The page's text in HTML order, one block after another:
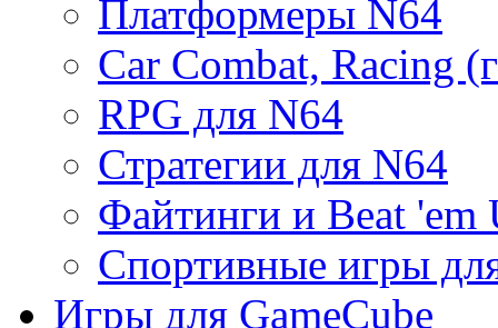
Платформеры N64
Car Combat, Racing
RPG для N64
Стратегии для N64
Файтинги и Beat 'em
Спортивные игры
Игры для GameCube